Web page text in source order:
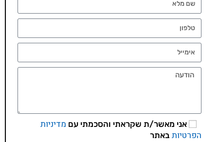
אני מאשר/ת שקראתי והסכמתי עם מדיניות
הפרטיות באתר